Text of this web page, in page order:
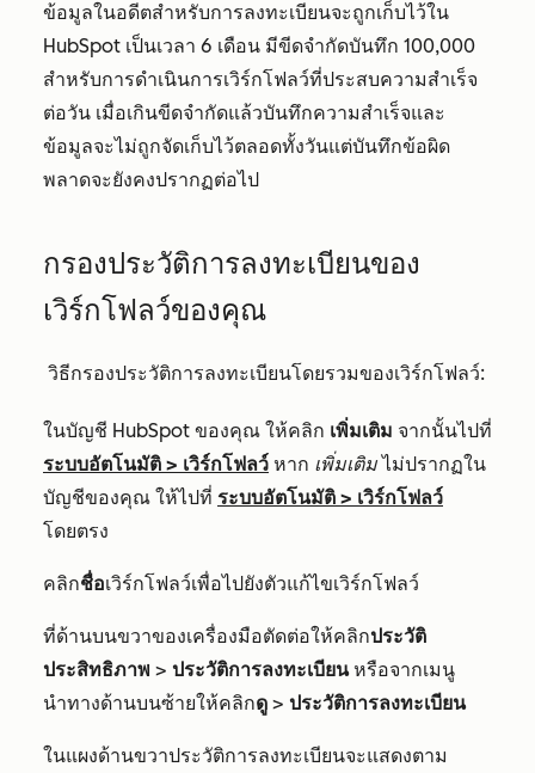
ข้อมูลในอดีตสำหรับการลงทะเบียนจะถูกเก็บไว้ใน
HubSpot เป็นเวลา 6 เดือน มีขีดจำกัดบันทึก 100,000
สำหรับการดำเนินการเวิร์กโฟลว์ที่ประสบความสำเร็จ
ต่อวัน เมื่อเกินขีดจำกัดแล้วบันทึกความสำเร็จและ
ข้อมูลจะไม่ถูกจัดเก็บไว้ตลอดทั้งวันแต่บันทึกข้อผิด
พลาดจะยังคงปรากฏต่อไป
กรองประวัติการลงทะเบียนของ
เวิร์กโฟลว์ของคุณ
วิธีกรองประวัติการลงทะเบียนโดยรวมของเวิร์กโฟลว์:
ในบัญชี HubSpot ของคุณ ให้คลิก เพิ่มเติม จากนั้นไปที่
ระบบอัตโนมัติ > เวิร์กโฟลว์ หาก เพิ่มเติมไม่ปรากฏใน
บัญชีของคุณ ให้ไปที่ ระบบอัตโนมัติ > เวิร์กโฟลว์
โดยตรง
คลิกชื่อเวิร์กโฟลว์เพื่อไปยังตัวแก้ไขเวิร์กโฟลว์
ที่ด้านบนขวาของเครื่องมือตัดต่อให้คลิกประวัติ
ประสิทธิภาพ > ประวัติการลงทะเบียนหรือจากเมนู
นำทางด้านบนซ้ายให้คลิกดู > ประวัติการลงทะเบียน
ในแผงด้านขวาประวัติการลงทะเบียนจะแสดงตาม